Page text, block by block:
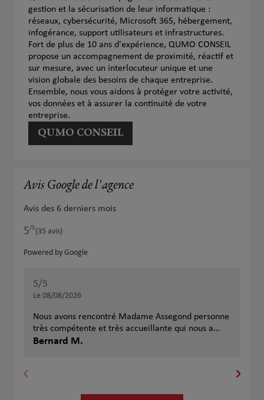
gestion et la sécurisation de leur informatique :
réseaux, cybersécurité, Microsoft 365, hébergement,
infogérance, support utilisateurs et infrastructures.
Fort de plus de 10 ans d'expérience, QUMO CONSEIL
propose un accompagnement de proximité, réactif et
sur mesure, avec un interlocuteur unique et une
vision globale des besoins de chaque entreprise.
Ensemble, nous vous aidons à protéger votre activité,
vos données et à assurer la continuité de votre
entreprise.
QUMO CONSEIL
Avis Google de l'agence
Avis des 6 derniers mois
5/5Note de 5 sur 5
(35 avis)
Powered by Google
5/5
Le 08/08/2026
Nous avons rencontré Madame Assegond personne
très compétente et très accueillante qui nous a
donné de bons conseils. Nous recommandons cette
Bernard M.